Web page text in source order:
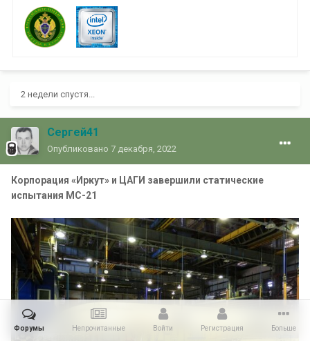
2 недели спустя...
Сергей41
Опубликовано 7 декабря, 2022
Корпорация «Иркут» и ЦАГИ завершили статические
испытания МС-21
Форумы Непрочитанные Войти Регистрация Больше